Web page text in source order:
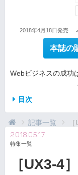
2018年4月18日発売
本誌の
Webビジネスの成功
目次
記事一覧
2018.05.17
特集一覧
［UX3-4